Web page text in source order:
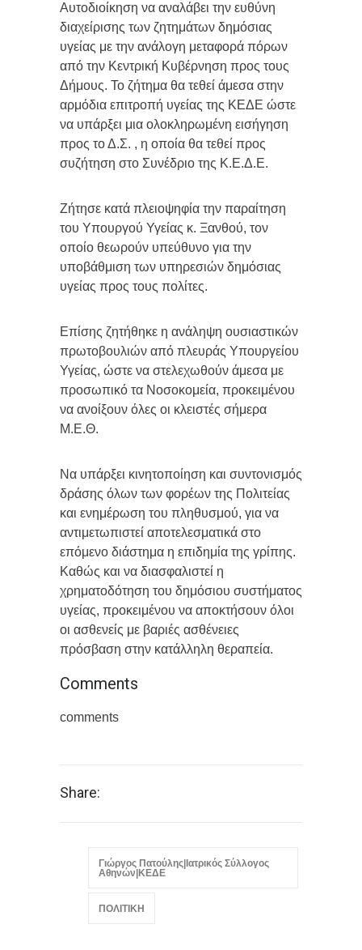
Αυτοδιοίκηση να αναλάβει την ευθύνη
διαχείρισης των ζητημάτων δημόσιας
υγείας με την ανάλογη μεταφορά πόρων
από την Κεντρική Κυβέρνηση προς τους
Δήμους. Το ζήτημα θα τεθεί άμεσα στην
αρμόδια επιτροπή υγείας της ΚΕΔΕ ώστε
να υπάρξει μια ολοκληρωμένη εισήγηση
προς το Δ.Σ. , η οποία θα τεθεί προς
συζήτηση στο Συνέδριο της Κ.Ε.Δ.Ε.
Ζήτησε κατά πλειοψηφία την παραίτηση
του Υπουργού Υγείας κ. Ξανθού, τον
οποίο θεωρούν υπεύθυνο για την
υποβάθμιση των υπηρεσιών δημόσιας
υγείας προς τους πολίτες.
Επίσης ζητήθηκε η ανάληψη ουσιαστικών
πρωτοβουλιών από πλευράς Υπουργείου
Υγείας, ώστε να στελεχωθούν άμεσα με
προσωπικό τα Νοσοκομεία, προκειμένου
να ανοίξουν όλες οι κλειστές σήμερα
Μ.Ε.Θ.
Να υπάρξει κινητοποίηση και συντονισμός
δράσης όλων των φορέων της Πολιτείας
και ενημέρωση του πληθυσμού, για να
αντιμετωπιστεί αποτελεσματικά στο
επόμενο διάστημα η επιδημία της γρίπης.
Καθώς και να διασφαλιστεί η
χρηματοδότηση του δημόσιου συστήματος
υγείας, προκειμένου να αποκτήσουν όλοι
οι ασθενείς με βαριές ασθένειες
πρόσβαση στην κατάλληλη θεραπεία.
Comments
comments
Share:
Γιώργος Πατούλης|Ιατρικός Σύλλογος
Αθηνών|ΚΕΔΕ
ΠΟΛΙΤΙΚΗ